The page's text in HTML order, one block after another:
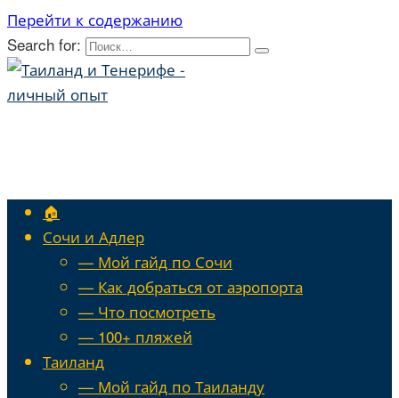
Перейти к содержанию
Search for:
🏠
Сочи и Адлер
— Мой гайд по Сочи
— Как добраться от аэропорта
— Что посмотреть
— 100+ пляжей
Таиланд
— Мой гайд по Таиланду